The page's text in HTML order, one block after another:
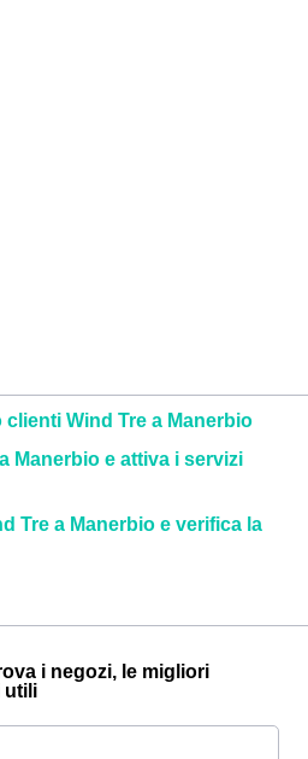
Wind Tre a Manerbio
Manerbio e attiva i servizi
Tre a Manerbio e verifica la
i negozi, le migliori
utili